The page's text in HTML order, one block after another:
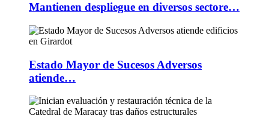
Mantienen despliegue en diversos sectore…
Estado Mayor de Sucesos Adversos
atiende…